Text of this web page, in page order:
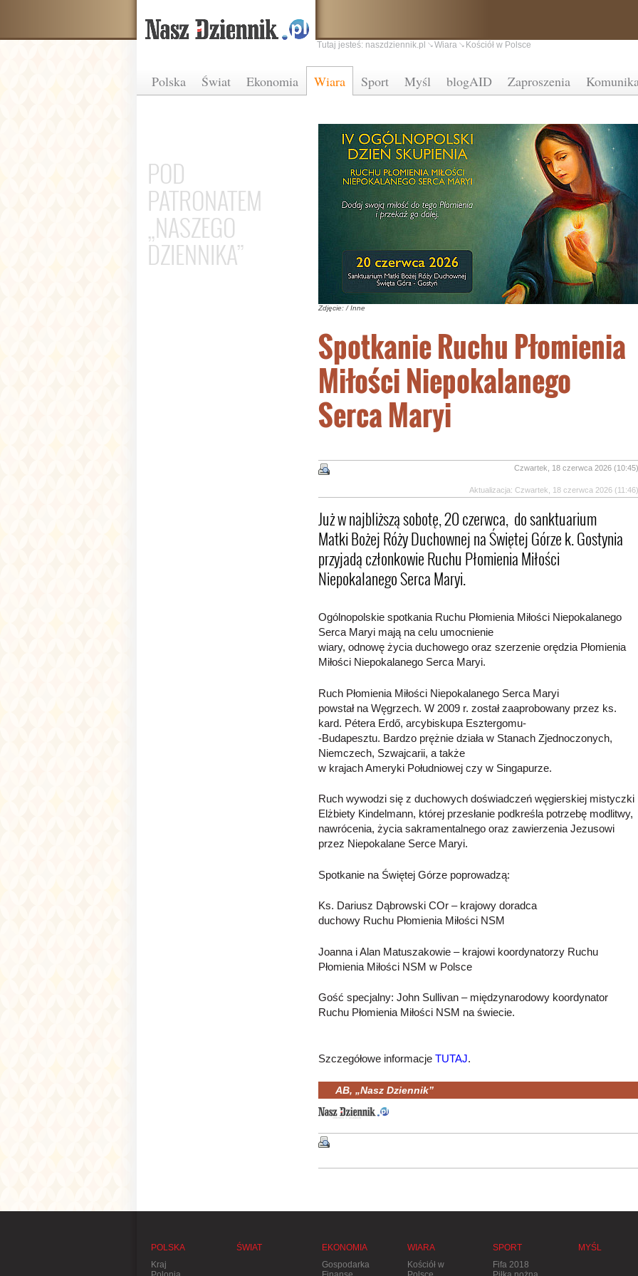
Polska Świat Ekonomia Wiara Sport Myśl blogAID Zaproszenia
Tutaj jesteś: naszdziennik.pl Wiara Kościół w Polsce
POD
PATRONATEM
„NASZEGO
DZIENNIKA”
Zdjęcie: / Inne
Spotkanie Ruchu Płomienia
Miłości Niepokalanego
Serca Maryi
Czwartek, 18 czerwca 2026 (10:45)
Aktualizacja: Czwartek, 18 czerwca 2026 (11:46)
Już w najbliższą sobotę, 20 czerwca, do sanktuarium
Matki Bożej Róży Duchownej na Świętej Górze k. Gostynia
przyjadą członkowie Ruchu Płomienia Miłości
Niepokalanego Serca Maryi.
Ogólnopolskie spotkania Ruchu Płomienia Miłości Niepokalanego
Serca Maryi mają na celu umocnienie
wiary, odnowę życia duchowego oraz szerzenie orędzia Płomienia
Miłości Niepokalanego Serca Maryi.
Ruch Płomienia Miłości Niepokalanego Serca Maryi
powstał na Węgrzech. W 2009 r. został zaaprobowany przez ks.
kard. Pétera Erdő, arcybiskupa Esztergomu-
-Budapesztu. Bardzo prężnie działa w Stanach Zjednoczonych,
Niemczech, Szwajcarii, a także
w krajach Ameryki Południowej czy w Singapurze.
Ruch wywodzi się z duchowych doświadczeń węgierskiej mistyczki
Elżbiety Kindelmann, której przesłanie podkreśla potrzebę modlitwy,
nawrócenia, życia sakramentalnego oraz zawierzenia Jezusowi
przez Niepokalane Serce Maryi.
Spotkanie na Świętej Górze poprowadzą:
Ks. Dariusz Dąbrowski COr – krajowy doradca
duchowy Ruchu Płomienia Miłości NSM
Joanna i Alan Matuszakowie – krajowi koordynatorzy Ruchu
Płomienia Miłości NSM w Polsce
Gość specjalny: John Sullivan – międzynarodowy koordynator
Ruchu Płomienia Miłości NSM na świecie.
Szczegółowe informacje TUTAJ.
AB, „Nasz Dziennik”
POLSKA
Kraj
ŚWIAT
EKONOMIA
Gospodarka
WIARA
Kościół w
SPORT
Fifa 2018
MYŚL